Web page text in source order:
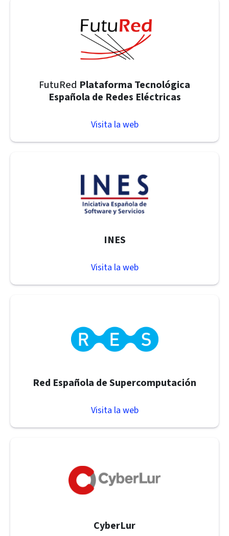
FutuRed Plataforma Tecnológica
Española de Redes Eléctricas
Visita la web
INES
Visita la web
Red Española de Supercomputación
Visita la web
CyberLur